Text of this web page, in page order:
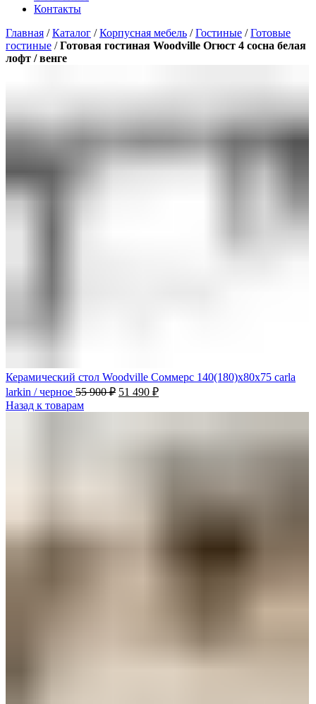
Контакты
Главная /Каталог /Корпусная мебель /Гостиные /Готовые
гостиные /Готовая гостиная Woodville Огюст 4 сосна белая
лофт / венге
Керамический стол Woodville Соммерс 140(180)х80х75 carla
larkin / черное 55 900₽ 51 490 ₽
Назад к товарам